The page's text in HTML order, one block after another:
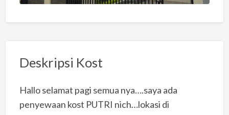
Deskripsi Kost
Hallo selamat pagi semua nya….saya ada
penyewaan kost PUTRI nich…lokasi di